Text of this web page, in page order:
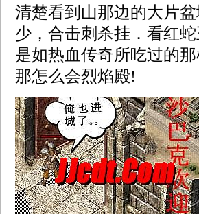
清楚看到山那边的大片
少，合击刺杀挂．看红
是如热血传奇所吃过的
那怎么会烈焰殿!